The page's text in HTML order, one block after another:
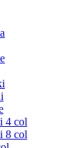
4 col
8 col